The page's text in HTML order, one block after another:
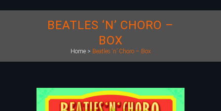
BEATLES ‘N’ CHORO –
BOX
Home> Beatles ‘n’ Choro – Box